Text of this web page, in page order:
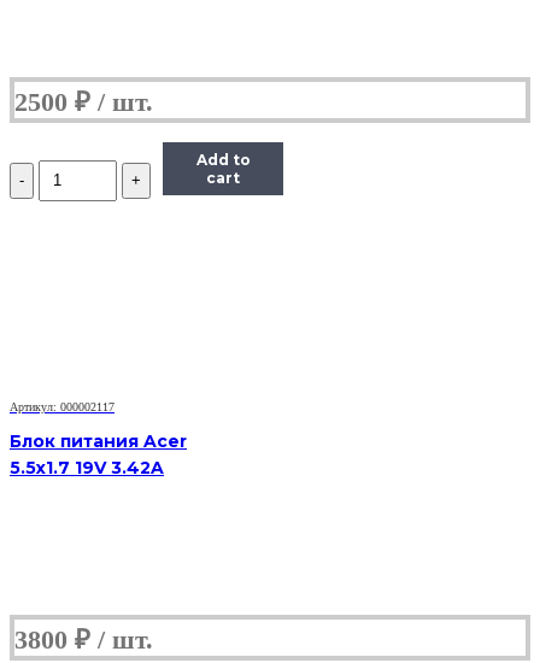
2500 ₽
Количество
Блок
Add to
cart
Артикул: 000002117
Блок питания Acer
5.5x1.7 19V 3.42A
3800 ₽